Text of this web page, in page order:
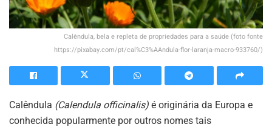
Calêndula, bela e repleta de propriedades para a saúde (foto fonte
https://pixabay.com/pt/cal%C3%AAndula-flor-laranja-macro-933760/)
Calêndula (Calendula officinalis) é originária da Europa e
conhecida popularmente por outros nomes tais